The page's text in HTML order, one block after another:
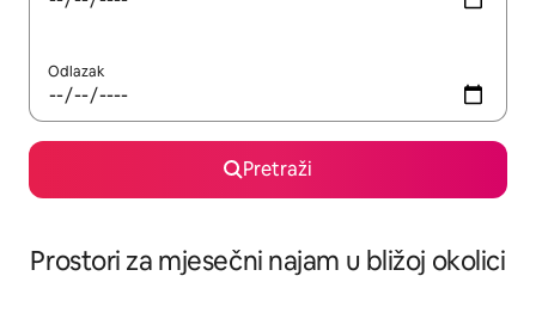
Odlazak
Pretraži
Prostori za mjesečni najam u bližoj okolici